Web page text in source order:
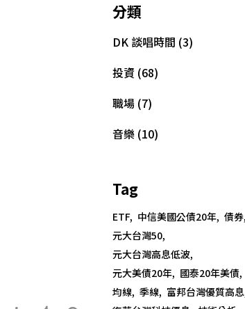
分類
DK 談唱時間 (3)
投資 (68)
職場 (7)
音樂 (10)
Tag
ETF 中信美國公債20年 債券
元大台灣50
元大台灣高息低波
元大美債20年 國泰20年美債
均線 季線 富邦台灣優質高息